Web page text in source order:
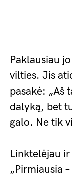
Paklausiau
vilties. Jis
pasakė: „Aš
dalyką, bet
galo. Ne tik
Linktelėjau
„Pirmiausia